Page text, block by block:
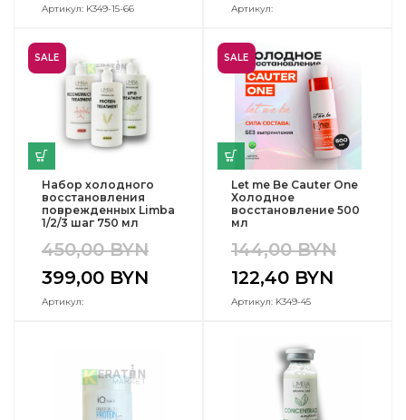
Артикул: K349-15-66 Артикул:
SALE
Набор холодного
восстановления
поврежденных Limba
1/2/3 шаг 750 мл
450,00BYN
399,00 BYN
Артикул:
SALE
Let me Be Cauter One
Холодное
восстановление 500
мл
144,00BYN
122,40 BYN
Артикул: K349-45